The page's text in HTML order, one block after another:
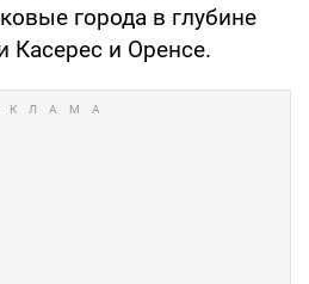
города в глубине
Касерес и Оренсе.